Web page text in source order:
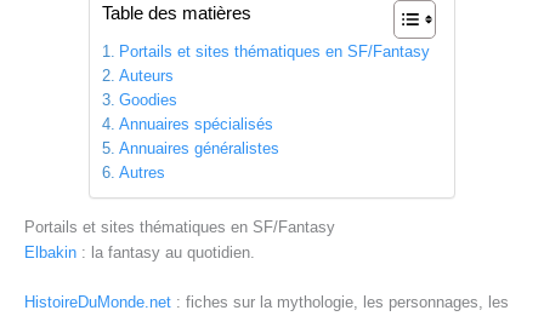
Table des matières
Portails et sites thématiques en SF/Fantasy
Auteurs
Goodies
Annuaires spécialisés
Annuaires généralistes
Autres
Portails et sites thématiques en SF/Fantasy
Elbakin : la fantasy au quotidien.
HistoireDuMonde.net : fiches sur la mythologie, les personnages, les